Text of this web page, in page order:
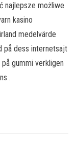
najlepsze możliwe
kasino
medelvärde
på dess internetsajt
gummi verkligen
.